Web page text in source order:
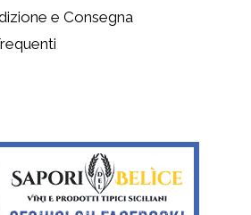
e Consegna